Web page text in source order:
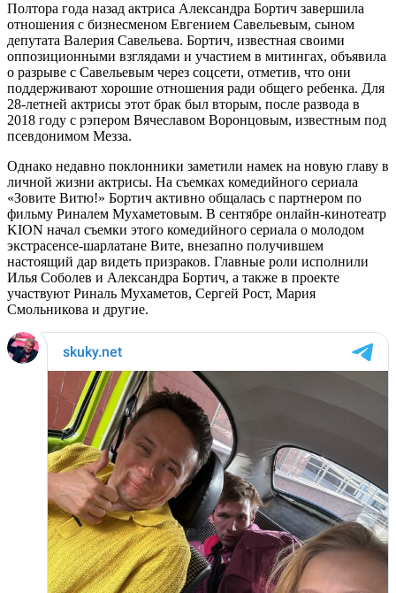
Полтора года назад актриса Александра Бортич завершила
отношения с бизнесменом Евгением Савельевым, сыном
депутата Валерия Савельева. Бортич, известная своими
оппозиционными взглядами и участием в митингах, объявила
о разрыве с Савельевым через соцсети, отметив, что они
поддерживают хорошие отношения ради общего ребенка. Для
28-летней актрисы этот брак был вторым, после развода в
2018 году с рэпером Вячеславом Воронцовым, известным под
псевдонимом Мезза.
Однако недавно поклонники заметили намек на новую главу в
личной жизни актрисы. На съемках комедийного сериала
«Зовите Витю!» Бортич активно общалась с партнером по
фильму Риналем Мухаметовым. В сентябре онлайн-кинотеатр
KION начал съемки этого комедийного сериала о молодом
экстрасенсе-шарлатане Вите, внезапно получившем
настоящий дар видеть призраков. Главные роли исполнили
Илья Соболев и Александра Бортич, а также в проекте
участвуют Риналь Мухаметов, Сергей Рост, Мария
Смольникова и другие.